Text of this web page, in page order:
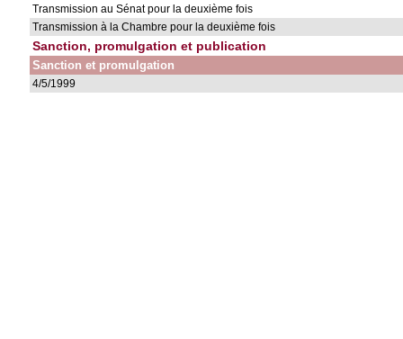
Transmission au Sénat pour la deuxième fois
Transmission à la Chambre pour la deuxième fois
Sanction, promulgation et publication
Sanction et promulgation
4/5/1999